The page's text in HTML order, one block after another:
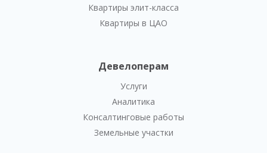
Квартиры элит-класса
Квартиры в ЦАО
Девелоперам
Услуги
Аналитика
Консалтинговые работы
Земельные участки